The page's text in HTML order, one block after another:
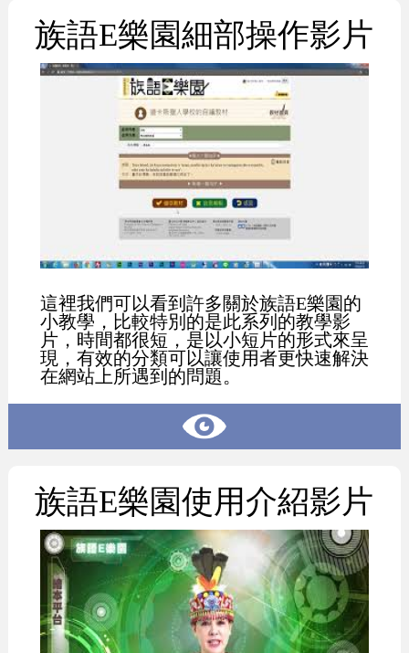
族語E樂園細部操作影片
這裡我們可以看到許多關於族語E樂園的
小教學，比較特別的是此系列的教學影
片，時間都很短，是以小短片的形式來呈
現，有效的分類可以讓使用者更快速解決
在網站上所遇到的問題。
族語E樂園使用介紹影片